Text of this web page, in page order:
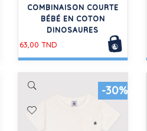
COMBINAISON COURTE
BÉBÉ EN COTON
DINOSAURES
63,00 TND
-30%